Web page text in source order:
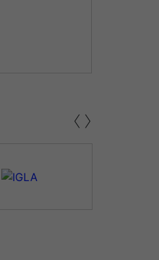
‹›